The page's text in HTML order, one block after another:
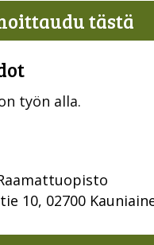
tästä
työn alla.
10, 02700